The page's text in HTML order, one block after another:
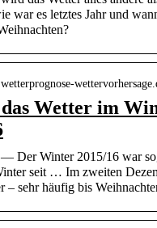
war es letztes Jahr und
Wetter im
Der Winter 2015/16 war
seit … Im zweiten
– sehr häufig bis